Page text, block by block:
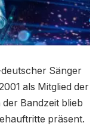
Sänger
als Mitglied der
Bandzeit blieb
präsent.